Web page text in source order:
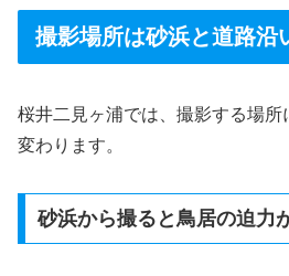
撮影場所は砂浜と道路沿
桜井二見ヶ浦では、撮影する場
変わります。
砂浜から撮ると鳥居の迫力